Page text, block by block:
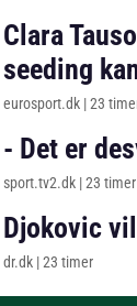
Clara
seeding
eurosport.dk|23
- Det er
sport.tv2.dk|23 timer
Djokovic
dr.dk|23 timer